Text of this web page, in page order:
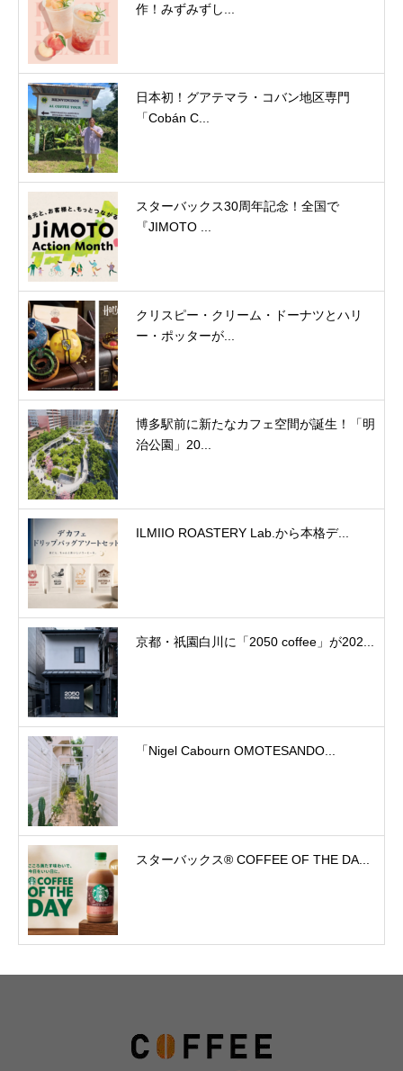
作！みずみずし...
日本初！グアテマラ・コバン地区専門
「Cobán C...
スターバックス30周年記念！全国で
『JIMOTO ...
クリスピー・クリーム・ドーナツとハリ
ー・ポッターが...
博多駅前に新たなカフェ空間が誕生！「明
治公園」20...
ILMIIO ROASTERY Lab.から本格デ...
京都・祇園白川に「2050 coffee」が202...
「Nigel Cabourn OMOTESANDO...
スターバックス® COFFEE OF THE DA...